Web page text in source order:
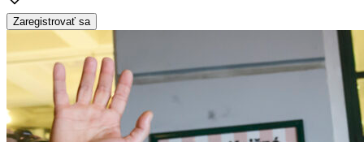
Zaregistrovať sa